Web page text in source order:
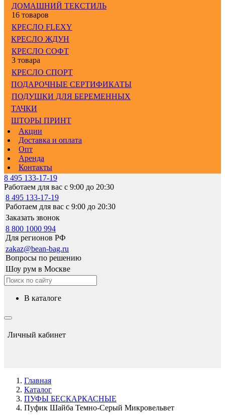
ДОМАШНИЙ ТЕКСТИЛЬ
16 товаров
КРЕСЛО FLEXY
КРЕСЛО ЖДУН
КРЕСЛО СОФТ
3 товара
КРЕСЛО СПОРТ
ПОДАРОЧНЫЕ СЕРТИФИКАТЫ
ПОДУШКИ ДЛЯ БЕРЕМЕННЫХ
ТАЧКИ
ШТОРЫ ПРИНТ
Акции
Доставка и оплата
Опт
Аренда
Контакты
8 495 133-17-19
Работаем для вас с 9:00 до 20:30
8 495 133-17-19
Работаем для вас с 9:00 до 20:30
Заказать звонок
8 800 1000 994
Для регионов РФ
zakaz@bean-bag.ru
Вопросы по решению
Шоу рум в Москве
в каталоге
Личный кабинет
Главная
Каталог
ПУФЫ БЕСКАРКАСНЫЕ
Пуфик Шайба Темно-Серый Микровельвет